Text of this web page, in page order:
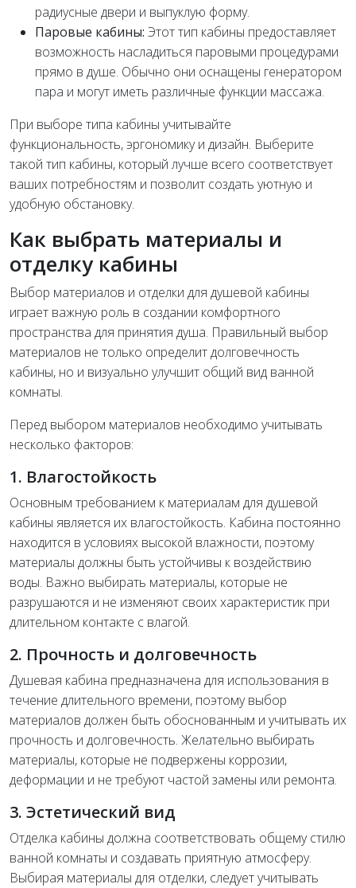
радиусные двери и выпуклую форму.
Паровые кабины: Этот тип кабины предоставляет
возможность насладиться паровыми процедурами
прямо в душе. Обычно они оснащены генератором
пара и могут иметь различные функции массажа.
При выборе типа кабины учитывайте
функциональность, эргономику и дизайн. Выберите
такой тип кабины, который лучше всего соответствует
ваших потребностям и позволит создать уютную и
удобную обстановку.
Как выбрать материалы и
отделку кабины
Выбор материалов и отделки для душевой кабины
играет важную роль в создании комфортного
пространства для принятия душа. Правильный выбор
материалов не только определит долговечность
кабины, но и визуально улучшит общий вид ванной
комнаты.
Перед выбором материалов необходимо учитывать
несколько факторов:
1. Влагостойкость
Основным требованием к материалам для душевой
кабины является их влагостойкость. Кабина постоянно
находится в условиях высокой влажности, поэтому
материалы должны быть устойчивы к воздействию
воды. Важно выбирать материалы, которые не
разрушаются и не изменяют своих характеристик при
длительном контакте с влагой.
2. Прочность и долговечность
Душевая кабина предназначена для использования в
течение длительного времени, поэтому выбор
материалов должен быть обоснованным и учитывать их
прочность и долговечность. Желательно выбирать
материалы, которые не подвержены коррозии,
деформации и не требуют частой замены или ремонта.
3. Эстетический вид
Отделка кабины должна соответствовать общему стилю
ванной комнаты и создавать приятную атмосферу.
Выбирая материалы для отделки, следует учитывать